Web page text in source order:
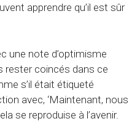
apprendre qu’il est sûr
une note d’optimisme
rester coincés dans ce
s’il était étiqueté
avec, ‘Maintenant, nous
se reproduise à l’avenir.